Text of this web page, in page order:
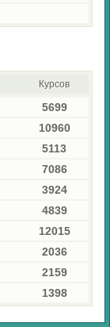
Курсов
5699
10960
5113
7086
3924
4839
12015
2036
2159
1398